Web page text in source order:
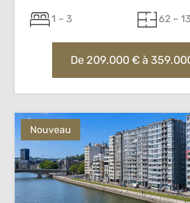
1 – 3 62 –
De 209.000 € à
Nouveau